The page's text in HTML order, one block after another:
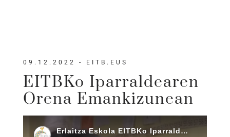
09.12.2022 - EITB.EUS
EITBKo Iparraldearen
Orena Emankizunean